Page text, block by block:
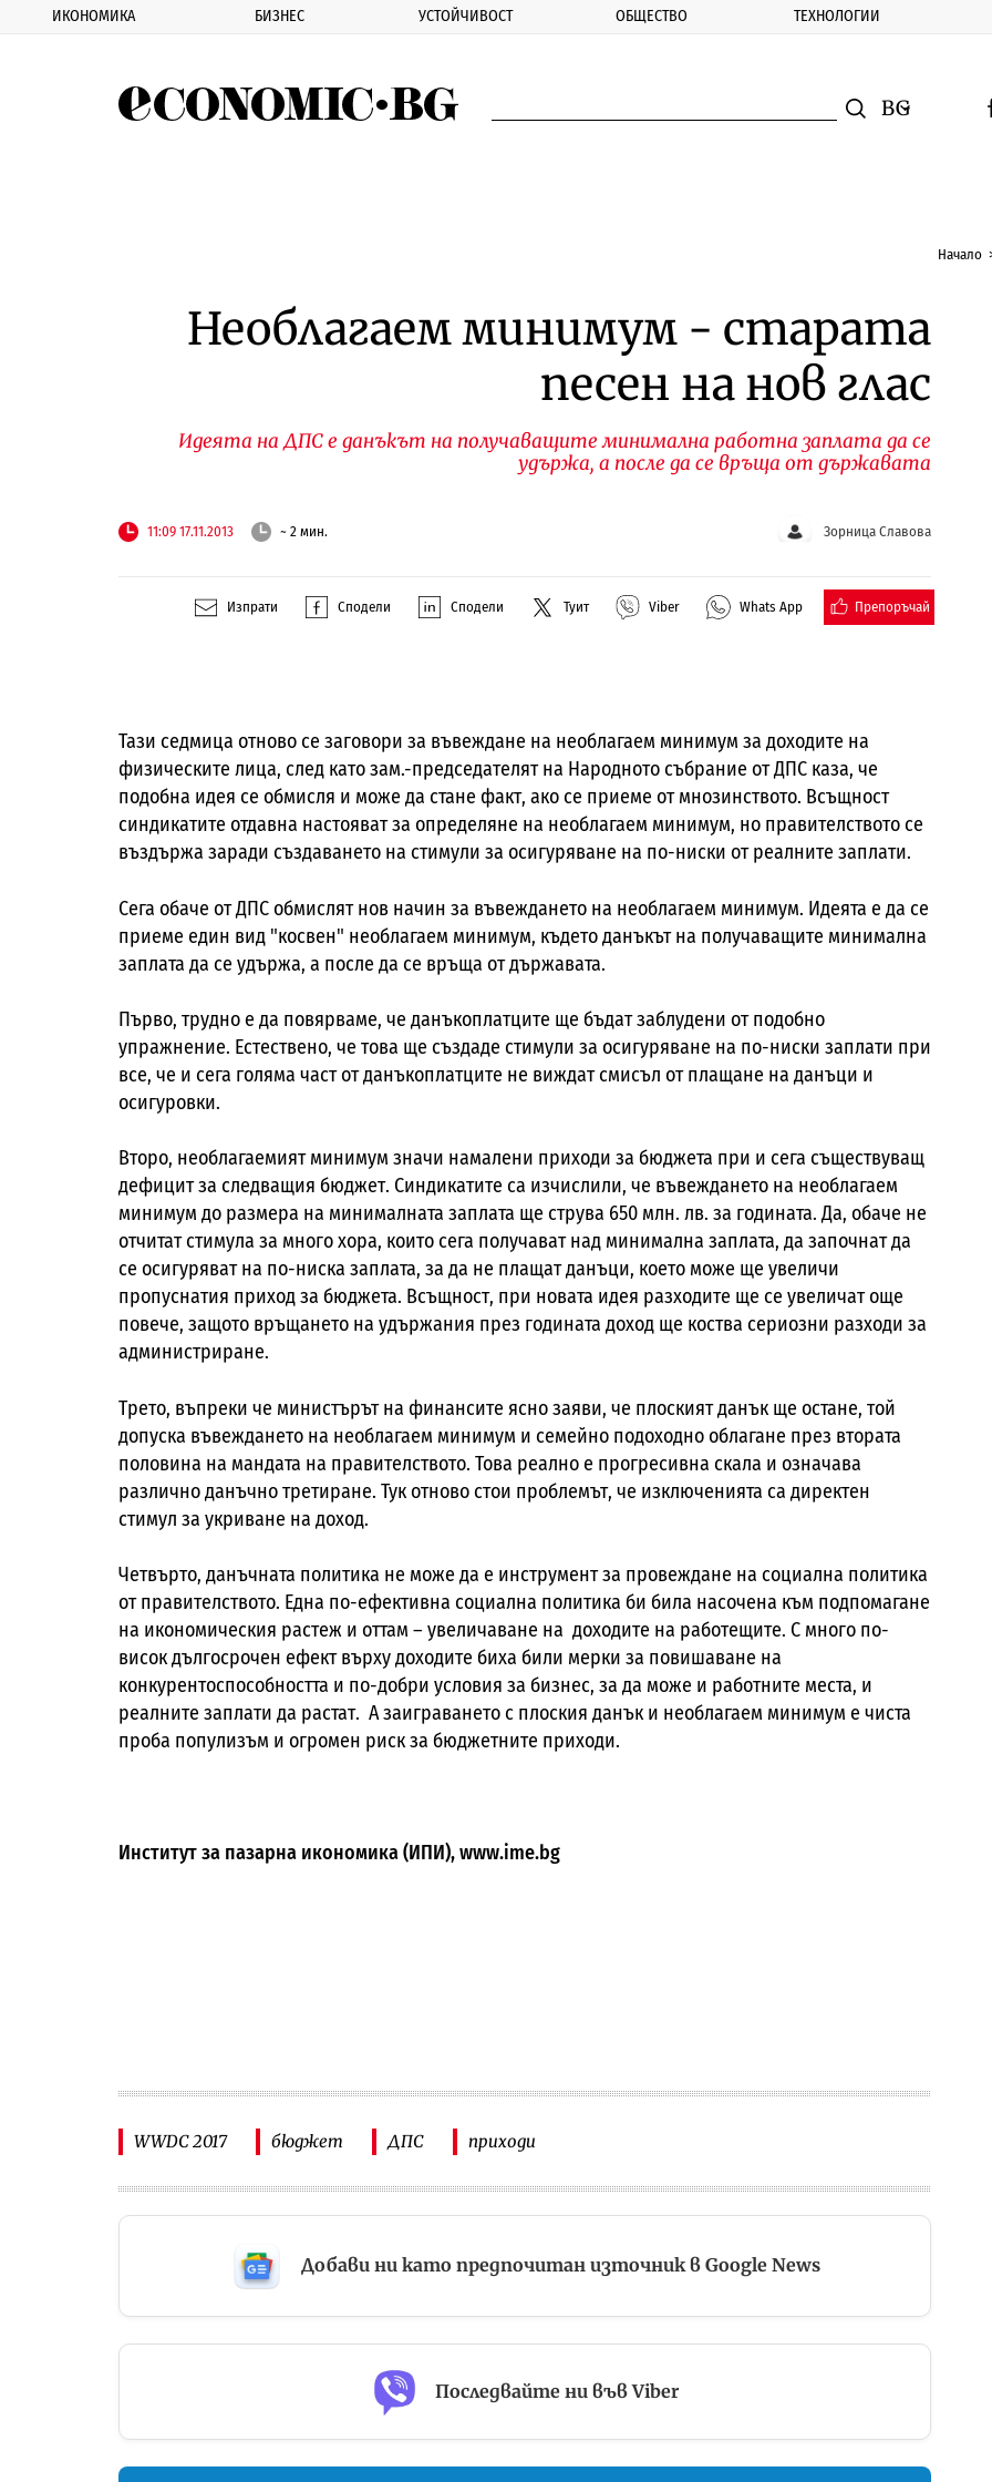
ИКОНОМИКА БИЗНЕС УСТОЙЧИВОСТ ОБЩЕСТВО ТЕХНОЛОГИИ
Смяна на
Начало
Необлагаем минимум - старата
песен на нов глас
Идеята на ДПС е данъкът на получаващите минимална работна заплата да се
удържа, а после да се връща от държавата
11:09 17.11.2013 ~ 2 мин. Зорница Славова
Изпрати Сподели Сподели Туит Viber Whats App Препоръчай
Тази седмица отново се заговори за въвеждане на необлагаем минимум за доходите на
физическите лица, след като зам.-председателят на Народното събрание от ДПС каза, че
подобна идея се обмисля и може да стане факт, ако се приеме от мнозинството. Всъщност
синдикатите отдавна настояват за определяне на необлагаем минимум, но правителството се
въздържа заради създаването на стимули за осигуряване на по-ниски от реалните заплати.
Сега обаче от ДПС обмислят нов начин за въвеждането на необлагаем минимум. Идеята е да се
приеме един вид "косвен" необлагаем минимум, където данъкът на получаващите минимална
заплата да се удържа, а после да се връща от държавата.
Първо, трудно е да повярваме, че данъкоплатците ще бъдат заблудени от подобно
упражнение. Естествено, че това ще създаде стимули за осигуряване на по-ниски заплати при
все, че и сега голяма част от данъкоплатците не виждат смисъл от плащане на данъци и
осигуровки.
Второ, необлагаемият минимум значи намалени приходи за бюджета при и сега съществуващ
дефицит за следващия бюджет. Синдикатите са изчислили, че въвеждането на необлагаем
минимум до размера на минималната заплата ще струва 650 млн. лв. за годината. Да, обаче не
отчитат стимула за много хора, които сега получават над минимална заплата, да започнат да
се осигуряват на по-ниска заплата, за да не плащат данъци, което може ще увеличи
пропуснатия приход за бюджета. Всъщност, при новата идея разходите ще се увеличат още
повече, защото връщането на удържания през годината доход ще коства сериозни разходи за
администриране.
Трето, въпреки че министърът на финансите ясно заяви, че плоският данък ще остане, той
допуска въвеждането на необлагаем минимум и семейно подоходно облагане през втората
половина на мандата на правителството. Това реално е прогресивна скала и означава
различно данъчно третиране. Тук отново стои проблемът, че изключенията са директен
стимул за укриване на доход.
Четвърто, данъчната политика не може да е инструмент за провеждане на социална политика
от правителството. Една по-ефективна социална политика би била насочена към подпомагане
на икономическия растеж и оттам – увеличаване на доходите на работещите. С много по-
висок дългосрочен ефект върху доходите биха били мерки за повишаване на
конкурентоспособността и по-добри условия за бизнес, за да може и работните места, и
реалните заплати да растат. А заиграването с плоския данък и необлагаем минимум е чиста
проба популизъм и огромен риск за бюджетните приходи.
Институт за пазарна икономика (ИПИ), www.ime.bg
WWDC 2017 бюджет ДПС приходи
Добави ни като предпочитан източник в Google News
Последвайте ни във Viber